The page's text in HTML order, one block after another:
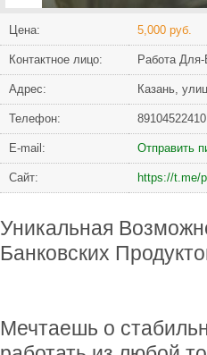
Цена: 5,000 руб.
Контактное лицо: Работа Для-
Адрес: Казань,
Телефон: 89104522410
Е-mail: Отправить
Сайт: https://t.me/
Уникальная
Банковских
Мечтаешь о